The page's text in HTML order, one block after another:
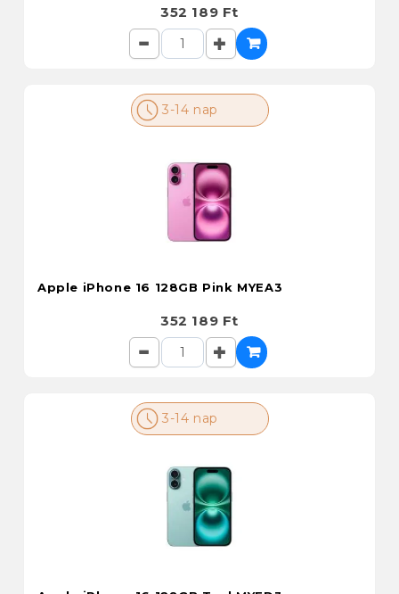
352 189 Ft
3-14 nap
Apple iPhone 16 128GB Pink MYEA3
352 189 Ft
3-14 nap